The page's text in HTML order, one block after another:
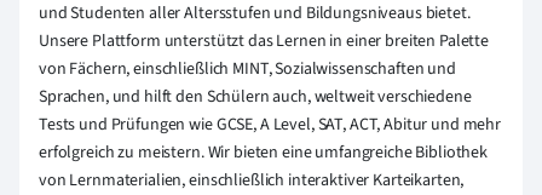
und Studenten aller Altersstufen und Bildungsniveaus bietet.
Unsere Plattform unterstützt das Lernen in einer breiten Palette
von Fächern, einschließlich MINT, Sozialwissenschaften und
Sprachen, und hilft den Schülern auch, weltweit verschiedene
Tests und Prüfungen wie GCSE, A Level, SAT, ACT, Abitur und mehr
erfolgreich zu meistern. Wir bieten eine umfangreiche Bibliothek
von Lernmaterialien, einschließlich interaktiver Karteikarten,